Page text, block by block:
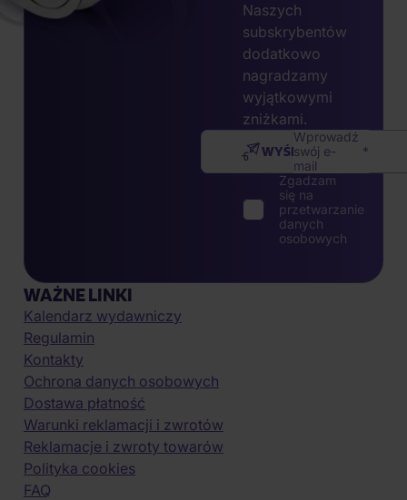
Naszych
subskrybentów
dodatkowo
nagradzamy
wyjątkowymi
zniżkami.
Wprowadź
swój e-
mail
WYŚLIJ
Zgadzam
się na
przetwarzanie
danych
osobowych
WAŻNE LINKI
Kalendarz wydawniczy
Regulamin
Kontakty
Ochrona danych osobowych
Dostawa płatność
Warunki reklamacji i zwrotów
Reklamacje i zwroty towarów
Polityka cookies
FAQ